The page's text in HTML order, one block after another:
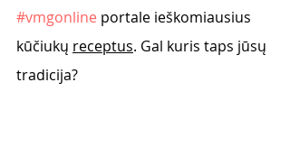
#vmgonline portale ieškomiausius
kūčiukų receptus. Gal kuris taps jūsų
tradicija?